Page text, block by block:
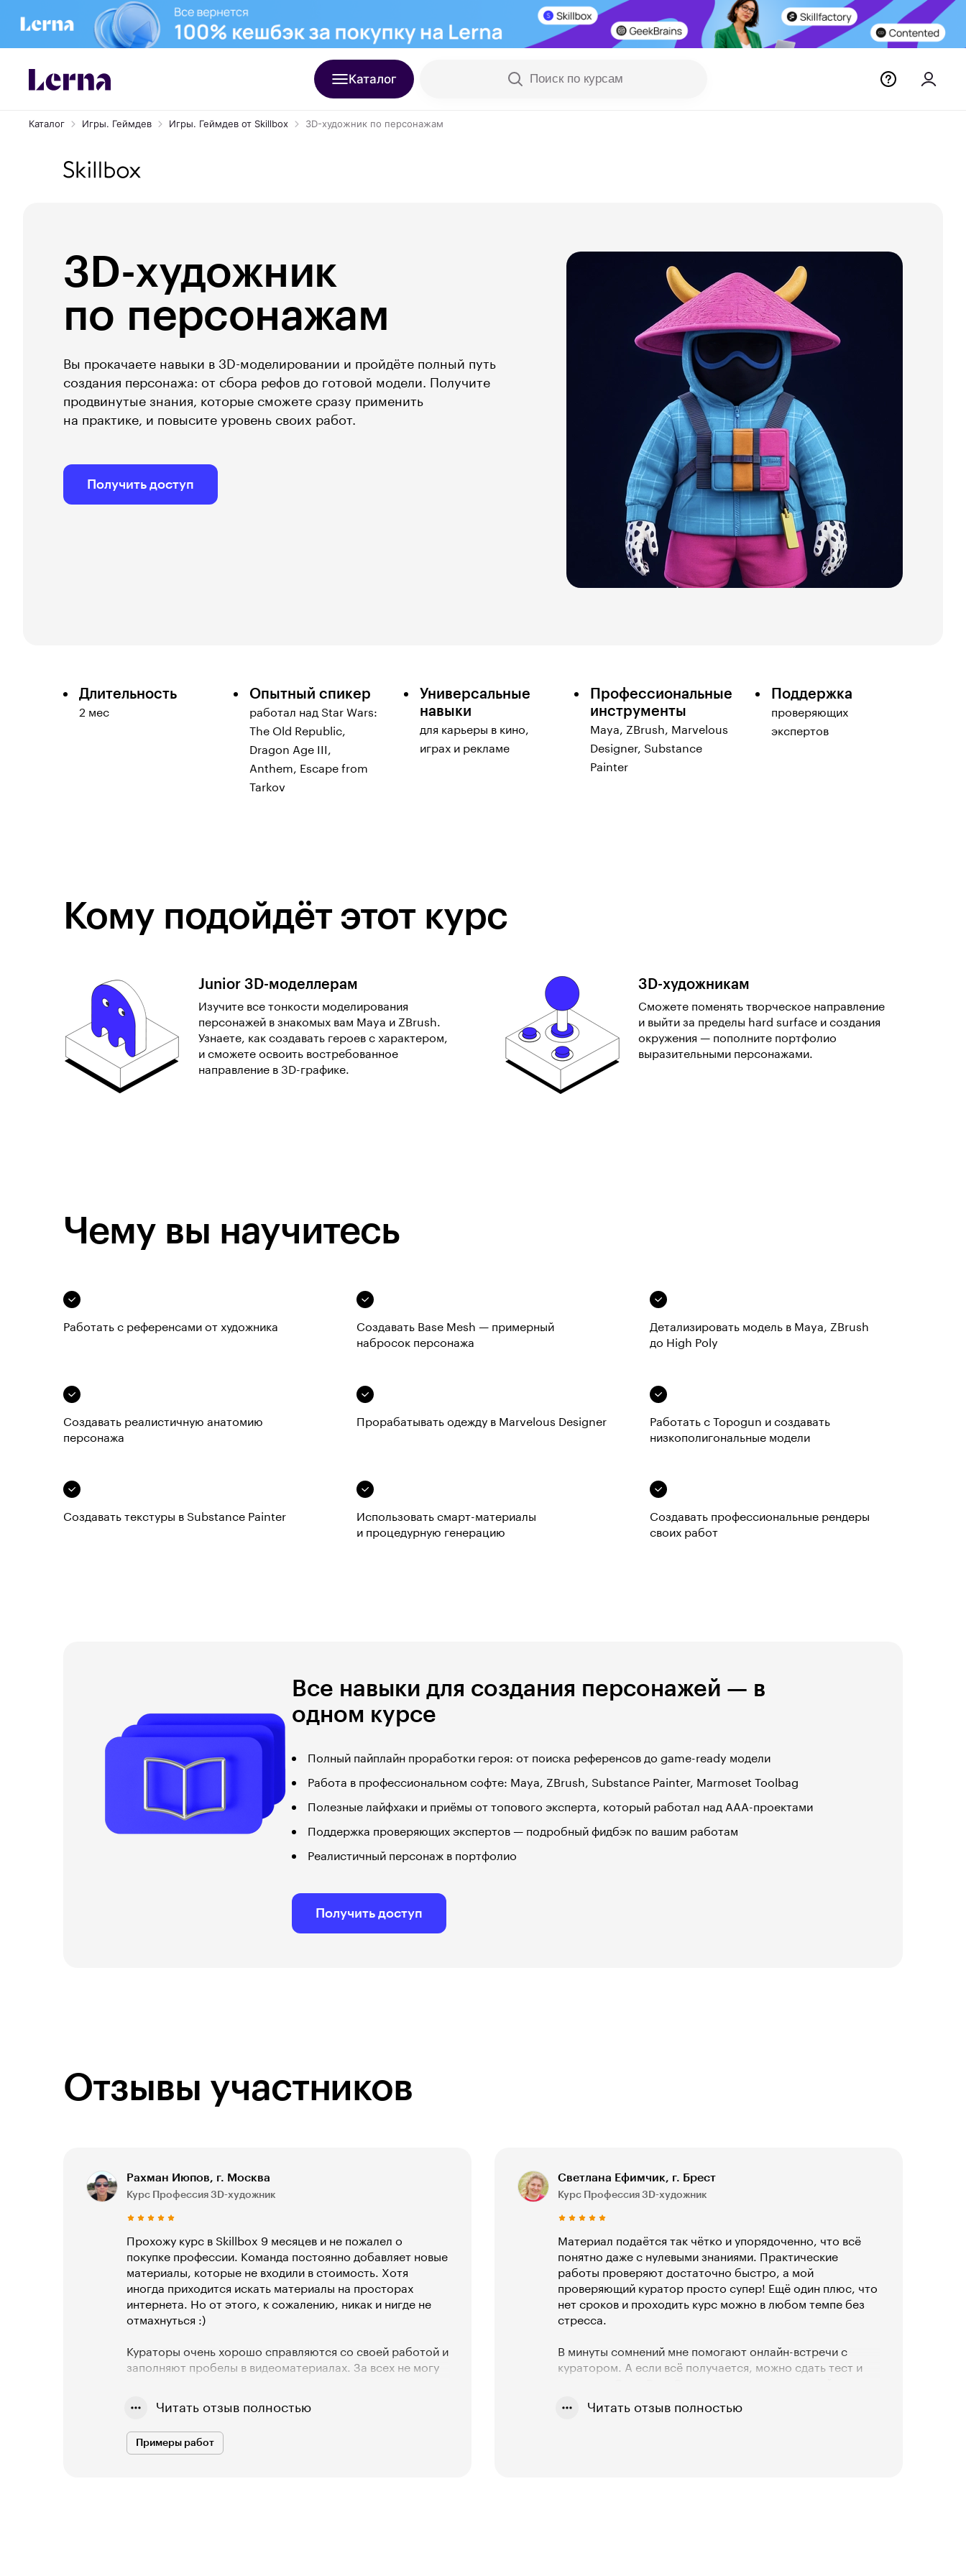
Каталог Поиск по курсам
Каталог Игры. Геймдев Игры. Геймдев от Skillbox 3D-художник по персонажам
Получить доступ
3D-художник
по персонажам
Вы прокачаете навыки в 3D-моделировании и пройдёте полный путь
создания персонажа: от сбора рефов до готовой модели. Получите
продвинутые знания, которые сможете сразу применить
на практике, и повысите уровень своих работ.
Длительность
2 мес
Опытный спикер
работал над Star Wars:
The Old Republic,
Dragon Age III,
Anthem, Escape from
Tarkov
Универсальные
навыки
для карьеры в кино,
играх и рекламе
Профессиональные
инструменты
Maya, ZBrush, Marvelous
Designer, Substance
Painter
Поддержка
проверяющих
экспертов
Кому подойдёт этот курс
Junior 3D-моделлерам
Изучите все тонкости моделирования
персонажей в знакомых вам Maya и ZBrush.
Узнаете, как создавать героев с характером,
и сможете освоить востребованное
направление в 3D-графике.
3D-художникам
Сможете поменять творческое направление
и выйти за пределы hard surface и создания
окружения — пополните портфолио
выразительными персонажами.
Чему вы научитесь
Работать с референсами от художника
Создавать Base Mesh — примерный
набросок персонажа
Детализировать модель в Maya, ZBrush
до High Poly
Создавать реалистичную анатомию
персонажа
Прорабатывать одежду в Marvelous Designer
Работать с Topogun и создавать
низкополигональные модели
Создавать текстуры в Substance Painter
Использовать смарт-материалы
и процедурную генерацию
Создавать профессиональные рендеры
своих работ
Все навыки для создания персонажей — в
одном курсе
Полный пайплайн проработки героя: от поиска референсов до game-ready модели
Работа в профессиональном софте: Maya, ZBrush, Substance Painter, Marmoset Toolbag
Полезные лайфхаки и приёмы от топового эксперта, который работал над ААА-проектами
Поддержка проверяющих экспертов — подробный фидбэк по вашим работам
Реалистичный персонаж в портфолио
Получить доступ
Отзывы участников
Рахман Июпов, г. Москва
Курс Профессия 3D-художник
Прохожу курс в Skillbox 9 месяцев и не пожалел о
покупке профессии. Команда постоянно добавляет новые
материалы, которые не входили в стоимость. Хотя
иногда приходится искать материалы на просторах
интернета. Но от этого, к сожалению, никак и нигде не
отмахнуться :)
Кураторы очень хорошо справляются со своей работой и
заполняют пробелы в видеоматериалах. За всех не могу
помогают друг другу, делятся опытом и материалами. В
целом профессия стоит тех денег, что я потратил.
Читать отзыв полностью
Примеры работ
Светлана Ефимчик, г. Брест
Курс Профессия 3D-художник
Материал подаётся так чётко и упорядоченно, что всё
понятно даже с нулевыми знаниями. Практические
работы проверяют достаточно быстро, а мой
проверяющий куратор просто супер! Ещё один плюс, что
нет сроков и проходить курс можно в любом темпе без
стресса.
В минуты сомнений мне помогают онлайн-встречи с
куратором. А если всё получается, можно сдать тест и
выпустить игру в Google Play или Steam! И ещё это
Читать отзыв полностью